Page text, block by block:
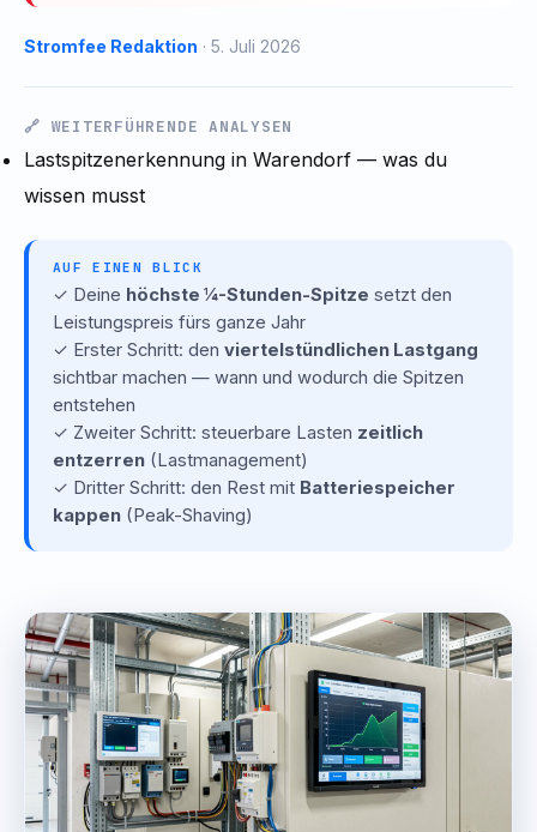
Stromfee Redaktion · 5. Juli 2026
🔗 WEITERFÜHRENDE ANALYSEN
Lastspitzenerkennung in Warendorf — was du
wissen musst
AUF EINEN BLICK
✓ Deine höchste ¼-Stunden-Spitze setzt den
Leistungspreis fürs ganze Jahr
✓ Erster Schritt: den viertelstündlichen Lastgang
sichtbar machen — wann und wodurch die Spitzen
entstehen
✓ Zweiter Schritt: steuerbare Lasten zeitlich
entzerren (Lastmanagement)
✓ Dritter Schritt: den Rest mit Batteriespeicher
kappen (Peak-Shaving)